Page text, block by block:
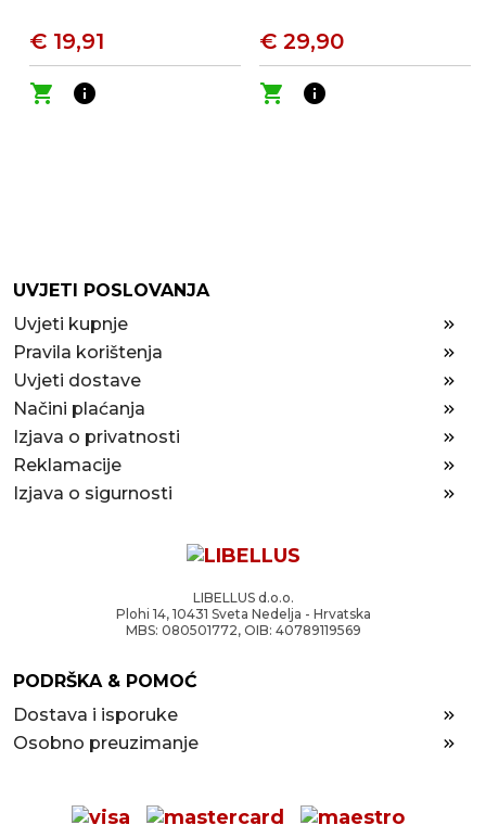
€ 19,91
shopping_cart
info
€ 29,90
shopping_cart
info
UVJETI POSLOVANJA
Uvjeti kupnje
Pravila korištenja
Uvjeti dostave
Načini plaćanja
Izjava o privatnosti
Reklamacije
Izjava o sigurnosti
LIBELLUS d.o.o.
Plohi 14, 10431 Sveta Nedelja - Hrvatska
MBS: 080501772, OIB: 40789119569
PODRŠKA & POMOĆ
Dostava i isporuke
Osobno preuzimanje